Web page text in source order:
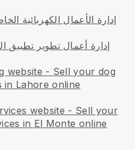
إدارة الأعمال الكهربائية
إدارة أعمال تطوير تطبيق
website - Sell your dog
in Lahore online
website - Sell your
in El Monte online